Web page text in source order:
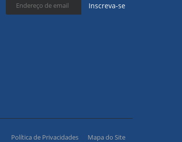
Inscreva-se
Política de Privacidades Mapa do Site